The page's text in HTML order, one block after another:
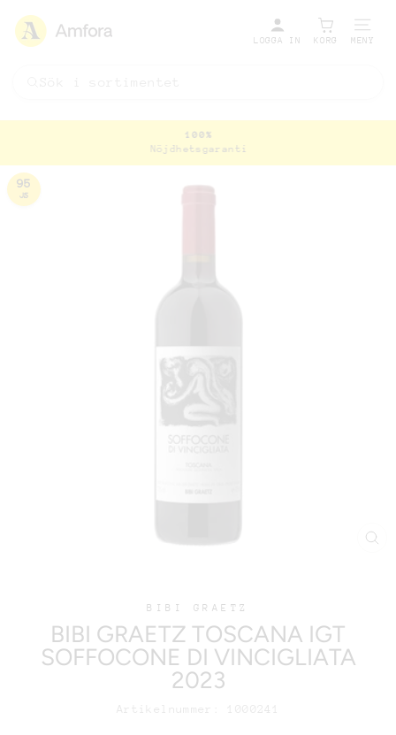
LOGGA IN KORG MENY
Pausa
100%
Nöjdhetsgaranti
95
JS
BIBI GRAETZ
BIBI GRAETZ TOSCANA IGT
SOFFOCONE DI VINCIGLIATA
2023